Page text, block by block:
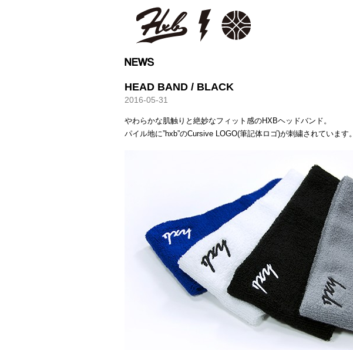
HEAD BAND / BLACK
2016-05-31
やわらかな肌触りと絶妙なフィット感のHXBヘッドバンド。
パイル地に”hxb”のCursive LOGO(筆記体ロゴ)が刺繍されています。